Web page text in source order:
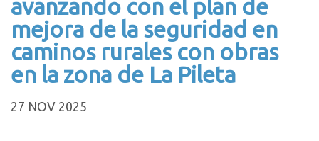
avanzando con el plan de
mejora de la seguridad en
caminos rurales con obras
en la zona de La Pileta
27 NOV 2025